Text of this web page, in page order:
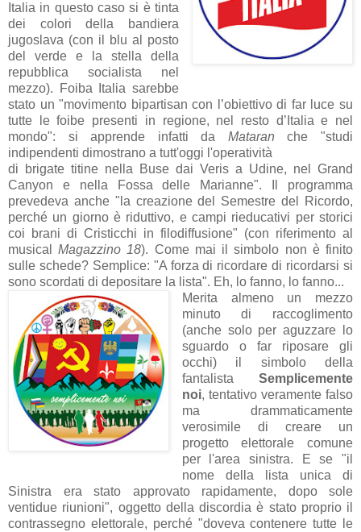
Italia in questo caso si è tinta
dei colori della bandiera
jugoslava (con il blu al posto
del verde e la stella della
repubblica socialista nel
mezzo). Foiba Italia sarebbe
stato un "movimento bipartisan con l’obiettivo di far luce su
tutte le foibe presenti in regione, nel resto d’Italia e nel
mondo": si apprende infatti da Mataran che "studi
indipendenti dimostrano a tutt'oggi l'operatività
di brigate titine nella Buse dai Veris a Udine, nel Grand
Canyon e nella Fossa delle Marianne". Il programma
prevedeva anche "la creazione del Semestre del Ricordo,
perché un giorno è riduttivo, e campi rieducativi per storici
coi brani di Cristicchi in filodiffusione" (con riferimento al
musicalMagazzino 18). Come mai il simbolo non è finito
sulle schede? Semplice: "A forza di ricordare di ricordarsi si
sono scordati di depositare la lista". Eh, lo fanno, lo fanno...
Merita almeno un mezzo
minuto di raccoglimento
(anche solo per aguzzare lo
sguardo o far riposare gli
occhi) il simbolo della
fantalista Semplicemente
noi, tentativo veramente falso
ma drammaticamente
verosimile di creare un
progetto elettorale comune
per l'area sinistra. E se "il
nome della lista unica di
Sinistra era stato approvato rapidamente, dopo sole
ventidue riunioni", oggetto della discordia è stato proprio il
contrassegno elettorale, perché "doveva contenere tutte le